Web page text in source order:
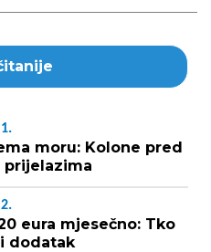
1.
moru: Kolone pred
prijelazima
2.
eura mjesečno: Tko
dodatak